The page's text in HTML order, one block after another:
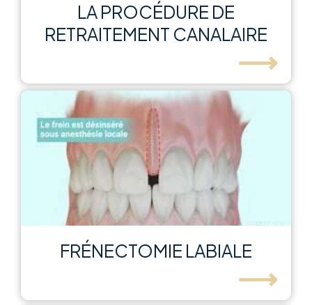
LA PROCÉDURE DE
RETRAITEMENT CANALAIRE
⟶
FRÉNECTOMIE LABIALE
⟶